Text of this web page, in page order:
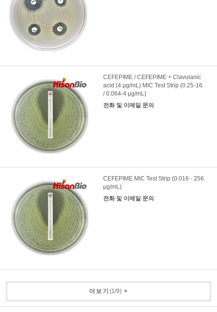
CEFEPIME / CEFEPIME + Clavulanic
acid (4 μg/mL) MIC Test Strip (0.25-16
/ 0.064-4 μg/mL)
전화 및 이메일 문의
CEFEPIME MIC Test Strip (0.016 - 256
μg/mL)
전화 및 이메일 문의
더보기 (1/9)+